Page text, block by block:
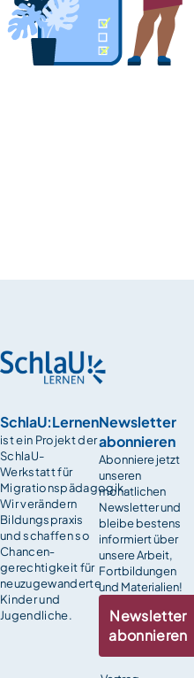
SchlaU:Lernen
ist ein Projekt der
SchlaU-
Werkstatt für
Migrationspädagogik.
Wir verändern
Bildungspraxis
und schaffen so
Chancen­
gerechtigkeit für
neuzugewanderte
Kinder und
Jugendliche.
Newsletter
abonnieren
Abonniere jetzt
unseren
monatlichen
Newsletter und
bleibe bestens
informiert über
unsere Arbeit,
Fortbildungen
und Materialien!
Newsletter
abonnieren